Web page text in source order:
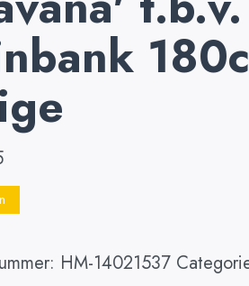
HM-14021537